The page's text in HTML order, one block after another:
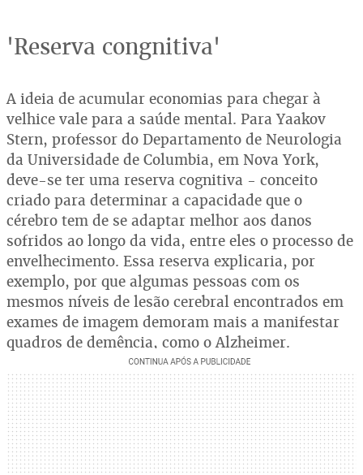
'Reserva congnitiva'
A ideia de acumular economias para chegar à
velhice vale para a saúde mental. Para Yaakov
Stern, professor do Departamento de Neurologia
da Universidade de Columbia, em Nova York,
deve-se ter uma reserva cognitiva - conceito
criado para determinar a capacidade que o
cérebro tem de se adaptar melhor aos danos
sofridos ao longo da vida, entre eles o processo de
envelhecimento. Essa reserva explicaria, por
exemplo, por que algumas pessoas com os
mesmos níveis de lesão cerebral encontrados em
exames de imagem demoram mais a manifestar
quadros de demência, como o Alzheimer.